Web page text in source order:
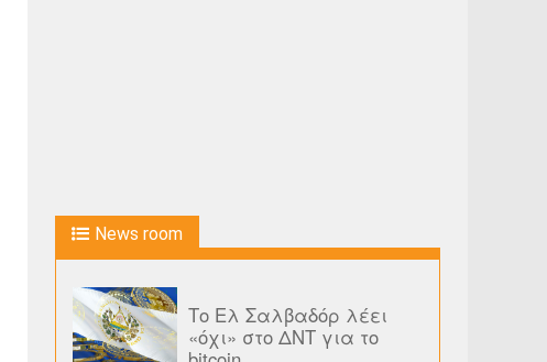
News room
Το Ελ Σαλβαδόρ λέει
«όχι» στο ΔΝΤ για το